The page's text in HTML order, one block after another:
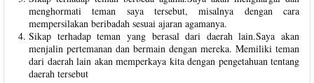
menghormati teman saya tersebut, misalnya dengan cara
mempersilakan beribadah sesuai ajaran agamanya.
Sikap terhadap teman yang berasal dari daerah lain.Saya akan
menjalin pertemanan dan bermain dengan mereka. Memiliki teman
dari daerah lain akan memperkaya kita dengan pengetahuan tentang
daerah tersebut